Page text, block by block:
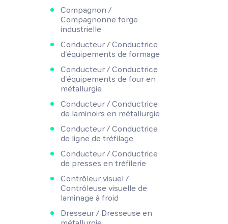
Compagnon /
Compagnonne forge
industrielle
Conducteur / Conductrice
d'équipements de formage
Conducteur / Conductrice
d'équipements de four en
métallurgie
Conducteur / Conductrice
de laminoirs en métallurgie
Conducteur / Conductrice
de ligne de tréfilage
Conducteur / Conductrice
de presses en tréfilerie
Contrôleur visuel /
Contrôleuse visuelle de
laminage à froid
Dresseur / Dresseuse en